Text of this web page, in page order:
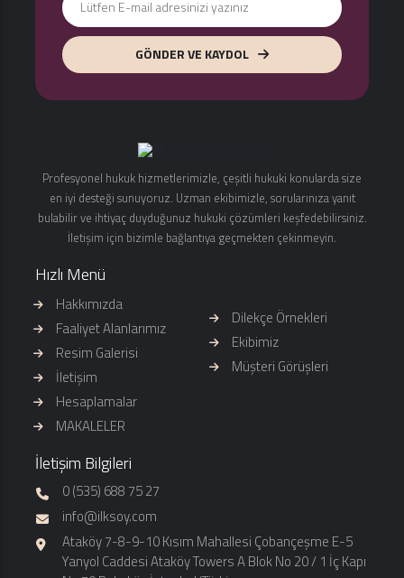
GÖNDER VE KAYDOL
Profesyonel hukuk hizmetlerimizle, çeşitli hukuki konularda size
en iyi desteği sunuyoruz. Uzman ekibimizle, sorularınıza yanıt
bulabilir ve ihtiyaç duyduğunuz hukuki çözümleri keşfedebilirsiniz.
İletişim için bizimle bağlantıya geçmekten çekinmeyin.
Hızlı Menü
Hakkımızda
Faaliyet Alanlarımız
Resim Galerisi
İletişim
Hesaplamalar
MAKALELER
Dilekçe Örnekleri
Ekibimiz
Müşteri Görüşleri
İletişim Bilgileri
0 (535) 688 75 27
info@ilksoy.com
Ataköy 7-8-9-10 Kısım Mahallesi Çobançeşme E-5
Yanyol Caddesi Ataköy Towers A Blok No 20 / 1 İç Kapı